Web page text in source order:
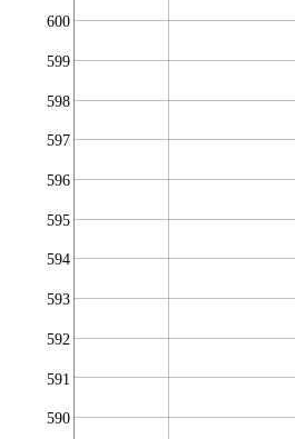
590
591
592
593
594
595
596
597
598
599
600